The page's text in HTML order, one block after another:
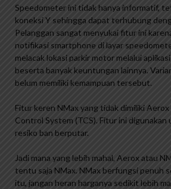
Speedometer ini tidak hanya informatif,
koneksi Y sehingga dapat terhubung
Pelanggan sangat menyukai fitur ini
notifikasi smartphone di layar
melacak lokasi parkir motor melalui
beserta banyak keuntungan lainnya.
belum memiliki kemampuan tersebut.
Fitur keren NMax yang tidak dimiliki
Control System (TCS). Fitur ini
resiko ban berputar.
Jadi mana yang lebih mahal, Aerox atau
tentu saja NMax. NMax berfungsi penuh
itu, jangan heran harganya sedikit lebih